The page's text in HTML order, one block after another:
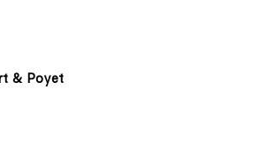
& Poyet